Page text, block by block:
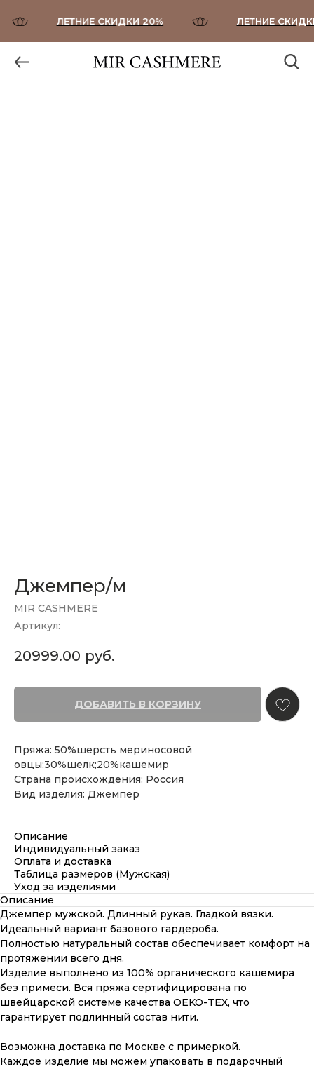
ЛЕТНИЕ СКИДКИ 20% ЛЕТНИЕ СКИДКИ
Джемпер/м
MIR CASHMERE
Артикул:
20999.00 руб.
ДОБАВИТЬ В КОРЗИНУ
Пряжа: 50%шерсть мериносовой
овцы;30%шелк;20%кашемир
Страна происхождения: Россия
Вид изделия: Джемпер
Описание
Индивидуальный заказ
Оплата и доставка
Таблица размеров (Мужская)
Уход за изделиями
Описание
Джемпер мужской. Длинный рукав. Гладкой вязки.
Идеальный вариант базового гардероба.
Полностью натуральный состав обеспечивает комфорт на
протяжении всего дня.
Изделие выполнено из 100% органического кашемира
без примеси. Вся пряжа сертифицирована по
швейцарской системе качества OEKO-TEX, что
гарантирует подлинный состав нити.
Возможна доставка по Москве с примеркой.
Каждое изделие мы можем упаковать в подарочный